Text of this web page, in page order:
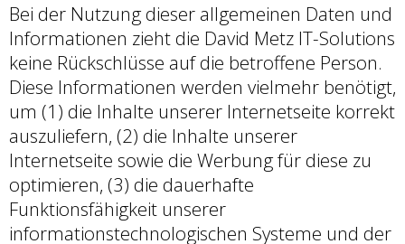
Bei der Nutzung dieser allgemeinen Daten und
Informationen zieht die David Metz IT-Solutions
keine Rückschlüsse auf die betroffene Person.
Diese Informationen werden vielmehr benötigt,
um (1) die Inhalte unserer Internetseite korrekt
auszuliefern, (2) die Inhalte unserer
Internetseite sowie die Werbung für diese zu
optimieren, (3) die dauerhafte
Funktionsfähigkeit unserer
informationstechnologischen Systeme und der